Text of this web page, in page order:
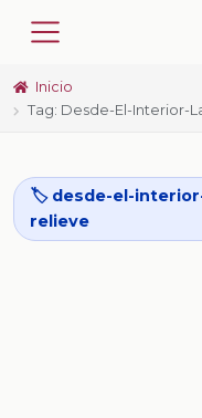
Inicio
Tag: Desde-El-Interior-
🏷️ desde-el-
relieve